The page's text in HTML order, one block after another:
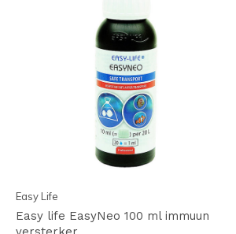
Easy Life
Easy life EasyNeo 100 ml immuun